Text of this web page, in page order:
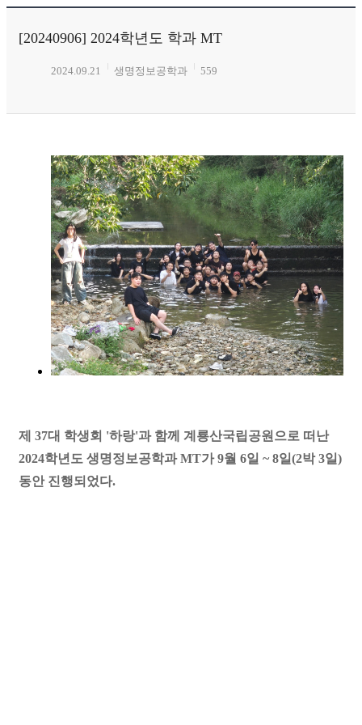
[20240906] 2024학년도 학과 MT
2024.09.21 생명정보공학과 559
제 37대 학생회 '하랑'과 함께 계룡산국립공원으로 떠난
2024학년도 생명정보공학과 MT가 9월 6일 ~ 8일(2박 3일)
동안 진행되었다.